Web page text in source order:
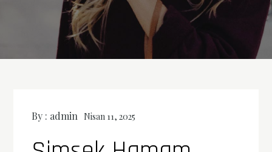
By : admin Nisan 11, 2025